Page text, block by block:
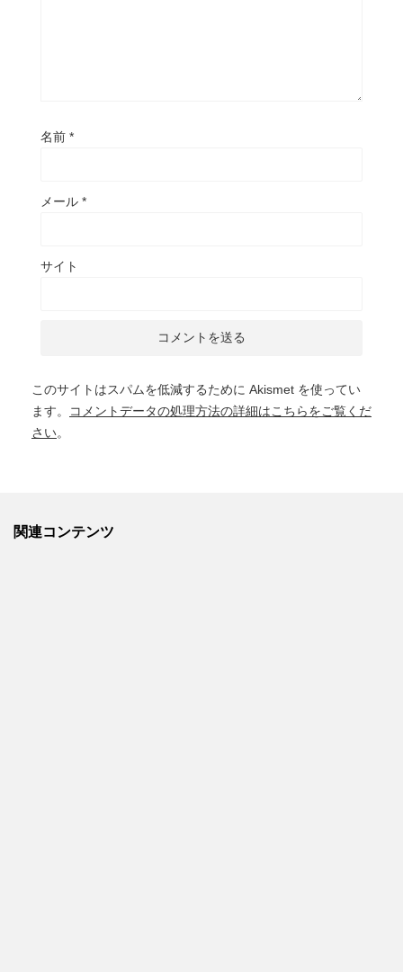
名前 *
メール *
サイト
このサイトはスパムを低減するために Akismet を使ってい
ます。
コメントデータの処理方法の詳細はこちらをご覧くだ
さい。
関連コンテンツ